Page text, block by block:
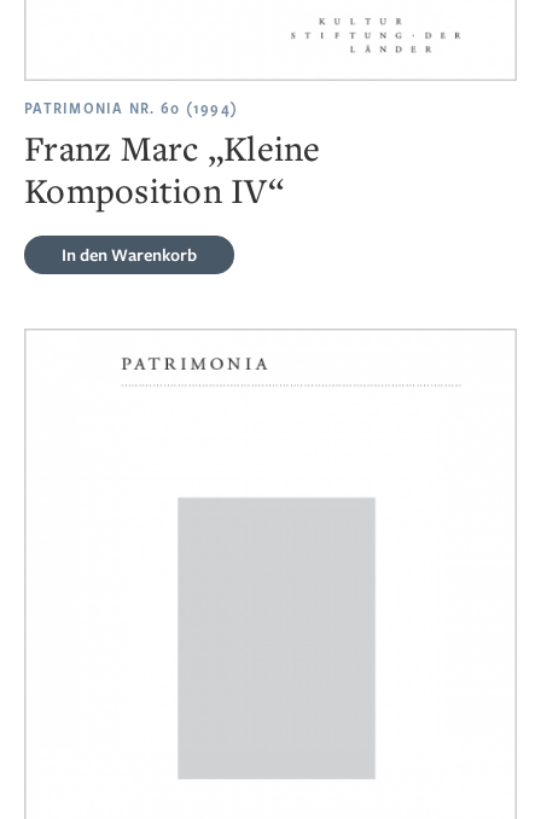
PATRIMONIA NR. 60 (1994)
Franz Marc „Kleine
Komposition IV“
In den Warenkorb